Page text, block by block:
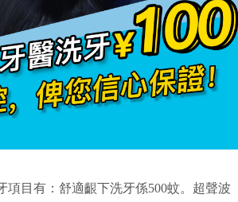
目有：舒適齦下洗牙係500蚊。超聲波